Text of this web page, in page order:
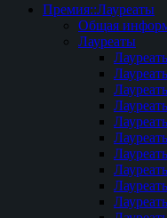
Премия::Лауреаты
Общая
Лауреаты